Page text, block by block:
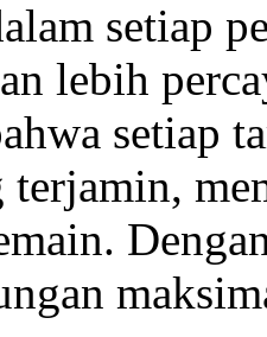
setiap
lebih
setiap